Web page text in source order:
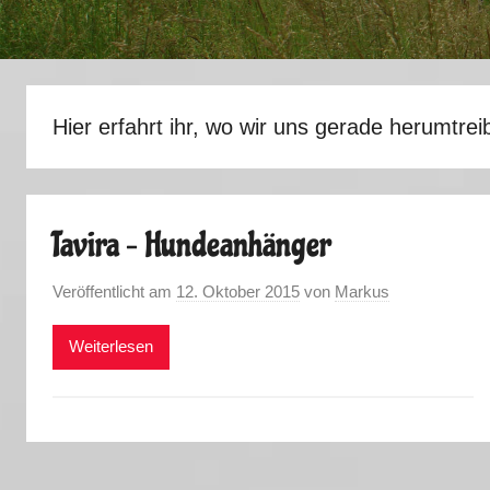
Hier erfahrt ihr, wo wir uns gerade
Tavira – Hundeanhänger
Veröffentlicht am 12. Oktober 2015 von Markus
Weiterlesen